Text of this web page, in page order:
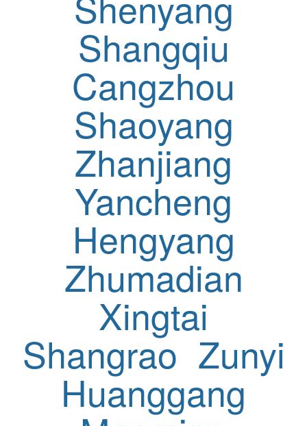
Shangqiu
Cangzhou
Shaoyang
Zhanjiang
Yancheng
Hengyang
Zhumadian
Xingtai
Shangrao Zunyi
Huanggang